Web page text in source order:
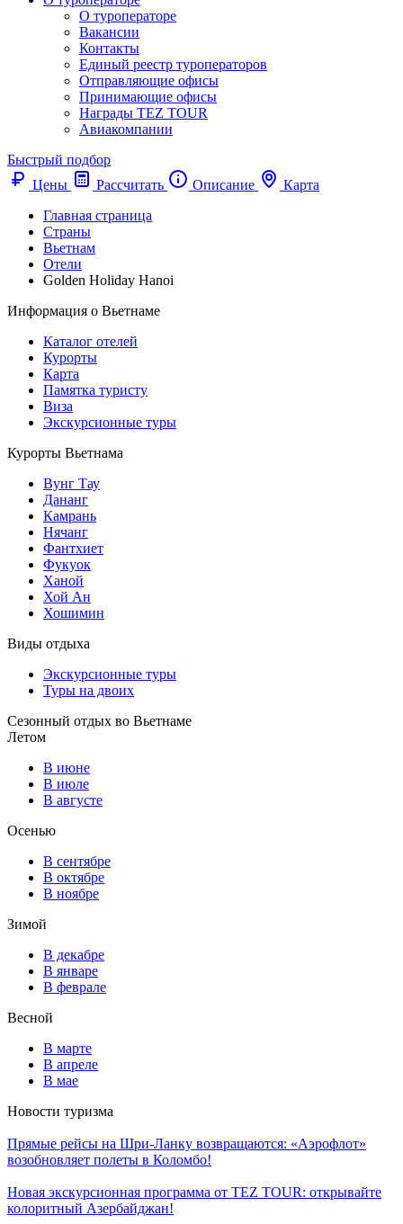
О туроператоре
Вакансии
Контакты
Единый реестр туроператоров
Отправляющие офисы
Принимающие офисы
Награды TEZ TOUR
Авиакомпании
Быстрый подбор
Цены
Рассчитать Описание
Карта
Главная страница
Cтраны
Вьетнам
Отели
Golden Holiday Hanoi
Информация о Вьетнаме
Каталог отелей
Курорты
Карта
Памятка туристу
Виза
Экскурсионные туры
Курорты Вьетнама
Вунг Тау
Дананг
Камрань
Нячанг
Фантхиет
Фукуок
Ханой
Хой Ан
Хошимин
Виды отдыха
Экскурсионные туры
Туры на двоих
Сезонный отдых во Вьетнаме
Летом
В июне
В июле
В августе
Осенью
В сентябре
В октябре
В ноябре
Зимой
В декабре
В январе
В феврале
Весной
В марте
В апреле
В мае
Новости туризма
Прямые рейсы на Шри-Ланку возвращаются: «Аэрофлот»
возобновляет полеты в Коломбо!
Новая экскурсионная программа от TEZ TOUR: открывайте
колоритный Азербайджан!